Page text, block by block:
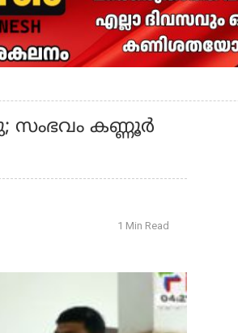
സംഭവം കണ്ണൂര്‍
1 Min Read